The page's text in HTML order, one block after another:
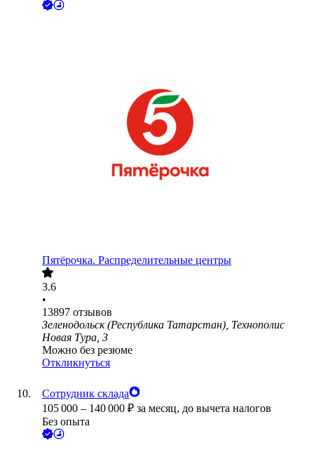
Пятёрочка. Распределительные центры
3.6
•
13897 отзывов
Зеленодольск (Республика Татарстан), Технополис
Новая Тура, 3
Можно без резюме
Откликнуться
Сотрудник склада
105 000 – 140 000 ₽ за месяц, до вычета налогов
Без опыта